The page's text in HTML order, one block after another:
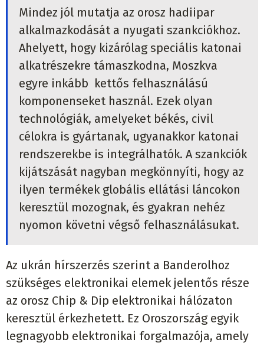
Mindez jól mutatja az orosz hadiipar
alkalmazkodását a nyugati szankciókhoz.
Ahelyett, hogy kizárólag speciális katonai
alkatrészekre támaszkodna, Moszkva
egyre inkább kettős felhasználású
komponenseket használ. Ezek olyan
technológiák, amelyeket békés, civil
célokra is gyártanak, ugyanakkor katonai
rendszerekbe is integrálhatók. A szankciók
kijátszását nagyban megkönnyíti, hogy az
ilyen termékek globális ellátási láncokon
keresztül mozognak, és gyakran nehéz
nyomon követni végső felhasználásukat.
Az ukrán hírszerzés szerint a Banderolhoz
szükséges elektronikai elemek jelentős része
az orosz Chip & Dip elektronikai hálózaton
keresztül érkezhetett. Ez Oroszország egyik
legnagyobb elektronikai forgalmazója, amely